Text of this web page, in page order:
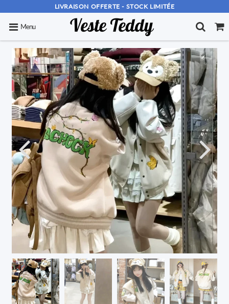
LIVRAISON OFFERTE - STOCK LIMITÉE
Menu